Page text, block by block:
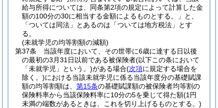
給与所得については、同条第2項の規定によって計算した金
額の100分の30に相当する金額によるものとする。」と、
「ついては同法」とあるのは「ついては地方税法」とす
る。
(未就学児の均等割額の減額)
第37条
当該年度において、その世帯に6歳に達する日以後
の最初の3月31日以前である被保険者(以下この条において
「未就学児」という。)がある場合(次項に規定する場合を
除く。)における当該未就学児に係る当該年度分の基礎賦課
額の均等割額は、 第15条の基礎賦課額の被保険者均等割の
保険料率から当該保険料率に10分の5を乗じて得た額(1円
未満の端数があるときは、これを切り上げるものとする。)